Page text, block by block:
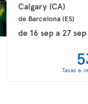
Calgary (CA)
de Barcelona (ES)
de 16 sep a 27 sep
Tasas e